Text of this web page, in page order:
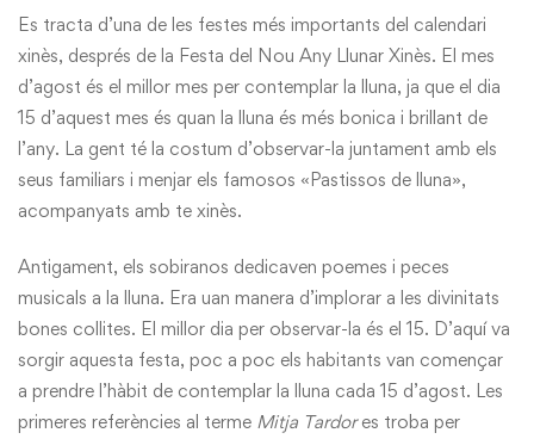
Es tracta d’una de les festes més importants del calendari
xinès, després de la Festa del Nou Any Llunar Xinès. El mes
d’agost és el millor mes per contemplar la lluna, ja que el dia
15 d’aquest mes és quan la lluna és més bonica i brillant de
l’any. La gent té la costum d’observar-la juntament amb els
seus familiars i menjar els famosos «Pastissos de lluna»,
acompanyats amb te xinès.
Antigament, els sobiranos dedicaven poemes i peces
musicals a la lluna. Era uan manera d’implorar a les divinitats
bones collites. El millor dia per observar-la és el 15. D’aquí va
sorgir aquesta festa, poc a poc els habitants van començar
a prendre l’hàbit de contemplar la lluna cada 15 d’agost. Les
primeres referències al terme Mitja Tardores troba per